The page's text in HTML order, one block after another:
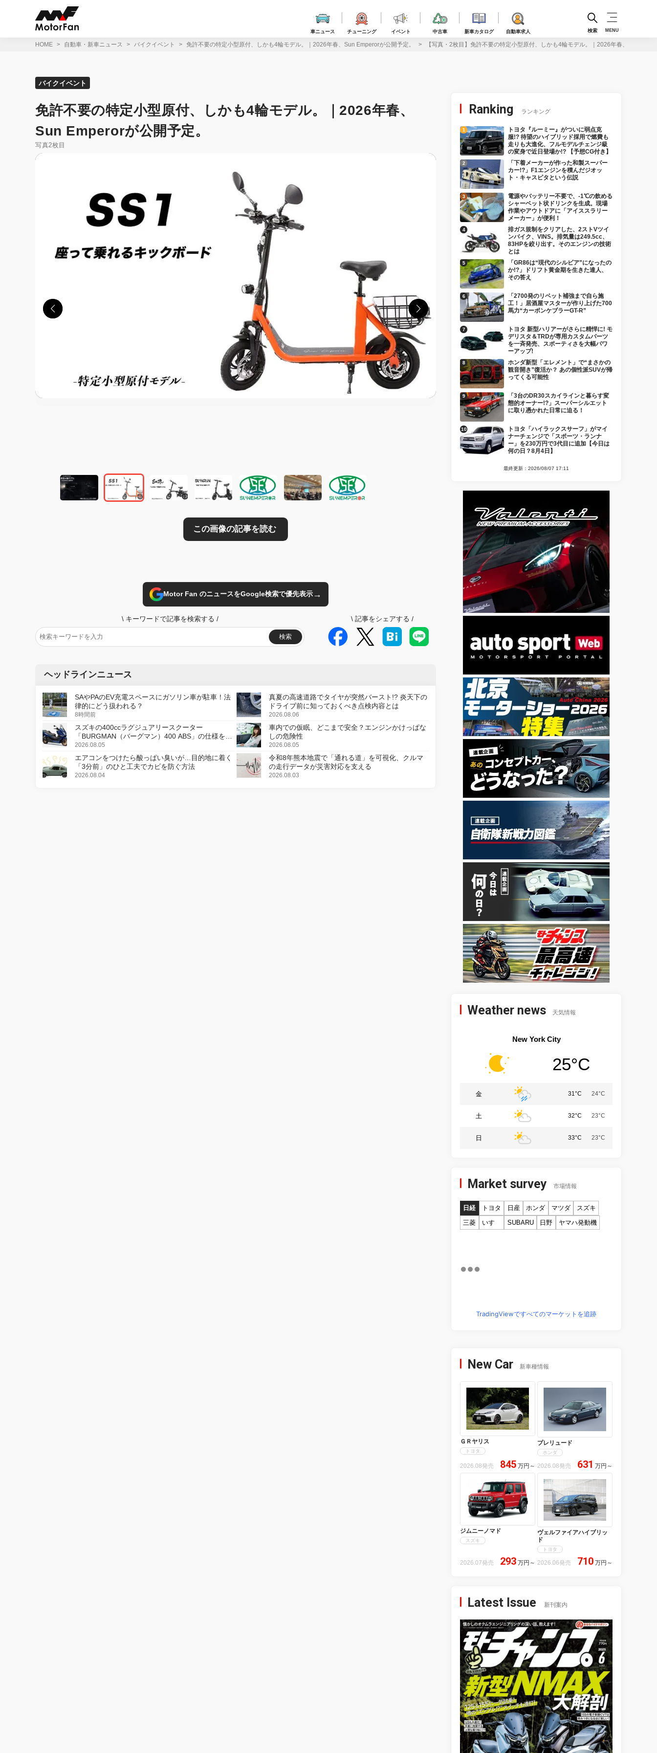
車ニュース チューニング イベント 中古車 新車カタログ 自動車求人 検索 MENU
HOME 自動車・新車ニュース バイクイベント 免許不要の特定小型原付、しかも4輪モデル。｜2026年春、Sun Emperorが公開予定。 【写真・2枚目】免許不要の特定小型原付、しかも4輪モデル。｜2026年春、Sun
バイクイベント
免許不要の特定小型原付、しかも4輪モデル。｜2026年春、
Sun Emperorが公開予定。
写真2枚目
Motor Fan のニュースをGoogle検索で優先表示→
\ キーワードで記事を検索する /
検索
\ 記事をシェアする /
ヘッドラインニュース
SAやPAのEV充電スペースにガソリン車が駐車！法
律的にどう扱われる？
8時間前
真夏の高速道路でタイヤが突然バースト!? 炎天下の
ドライブ前に知っておくべき点検内容とは
2026.08.06
スズキの400ccラグジュアリースクーター
「BURGMAN（バーグマン）400 ABS」の仕様を変
更し、8月18日に発売
2026.08.05
車内での仮眠、どこまで安全？エンジンかけっぱな
しの危険性
2026.08.05
エアコンをつけたら酸っぱい臭いが…目的地に着く
「3分前」のひと工夫でカビを防ぐ方法
2026.08.04
令和8年熊本地震で「通れる道」を可視化、クルマ
の走行データが災害対応を支える
2026.08.03
Ranking ランキング
トヨタ『ルーミー』がついに弱点克
服!? 待望のハイブリッド採用で燃費も
走りも大進化、フルモデルチェンジ級
の変身で近日登場か!? 【予想CG付き】
「下着メーカーが作った和製スーパー
カー!?」F1エンジンを積んだジオッ
ト・キャスピタという伝説
電源やバッテリー不要で、-1℃の飲める
シャーベット状ドリンクを生成。現場
作業やアウトドアに「アイススラリー
メーカー」が便利！
排ガス規制をクリアした、2ストVツイ
ンバイク、VINS。排気量は249.5cc、
83HPを絞り出す。そのエンジンの技術
とは
「GR86は“現代のシルビア”になったの
か!?」ドリフト黄金期を生きた達人、
その答え
「2700発のリベット補強まで自ら施
工！」居酒屋マスターが作り上げた700
馬力“カーボンケブラーGT-R”
トヨタ 新型ハリアーがさらに精悍に! モ
デリスタ＆TRDが専用カスタムパーツ
を一斉発売、スポーティさを大幅パワ
ーアップ!
ホンダ新型「エレメント」で“まさかの
観音開き”復活か？ あの個性派SUVが帰
ってくる可能性
「3台のDR30スカイラインと暮らす変
態的オーナー!?」スーパーシルエット
に取り憑かれた日常に迫る！
トヨタ「ハイラックスサーフ」がマイ
ナーチェンジで「スポーツ・ランナ
ー」を230万円で3代目に追加【今日は
何の日？8月4日】
最終更新：2026/08/07 17:11
Weather news 天気情報
New York City
25°C
金 31°C 24°C
土 32°C 23°C
日 33°C 23°C
Market survey 市場情報
日経 トヨタ 日産 ホンダ マツダ
スズキ
三菱
いすゞ SUBARU 日野 ヤマハ発動機
TradingViewですべてのマーケットを追跡
New Car 新車種情報
ＧＲヤリス
トヨタ
2026.08発売 845 万円 ～
プレリュード
ホンダ
2026.08発売 631 万円 ～
ジムニーノマド
スズキ
2026.07発売 293 万円 ～
ヴェルファイアハイブリッ
ド
トヨタ
2026.06発売 710 万円 ～
Latest Issue 新刊案内